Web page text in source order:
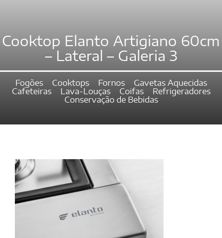
Cooktop Elanto Artigiano 60cm
– Lateral – Galeria 3
Fogões Cooktops Fornos
Gavetas Aquecidas
Cafeteiras
Lava-Louças Coifas
Refrigeradores
Conservação de Bebidas